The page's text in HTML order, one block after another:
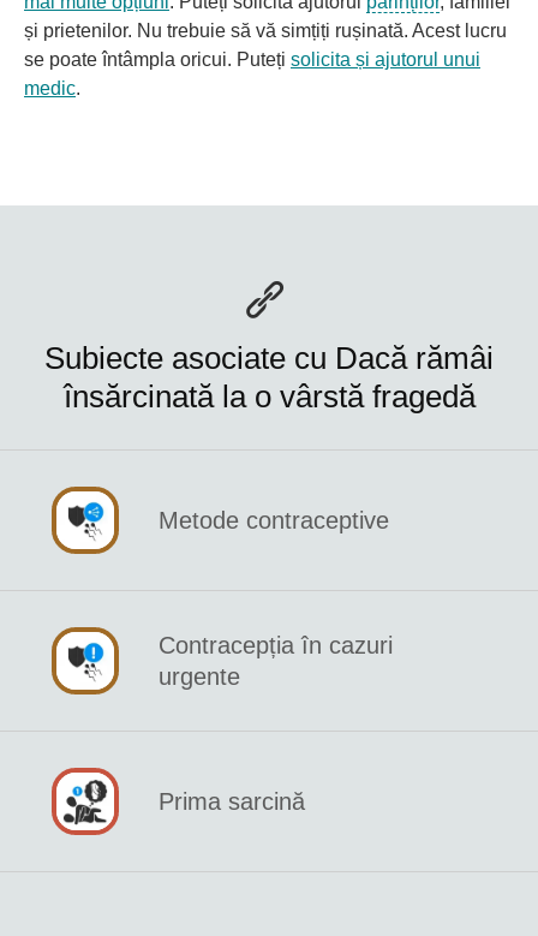
și prietenilor. Nu trebuie să vă simțiți rușinată. Acest lucru
se poate întâmpla oricui. Puteți solicita și ajutorul unui
medic.
Subiecte asociate cu Dacă rămâi
însărcinată la o vârstă fragedă
Metode contraceptive
Contracepția în cazuri
urgente
Prima sarcină